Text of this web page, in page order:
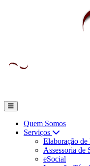
Quem Somos
Serviços
Elaboração de
Assessoria de
eSocial